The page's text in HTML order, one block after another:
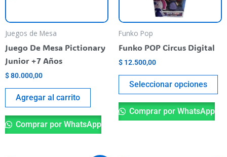
Juegos de Mesa
Juego De Mesa Pictionary
Junior +7 Años
$80.000,00
Agregar al carrito
Comprar por WhatsApp
Funko Pop
Funko POP Circus Digital
$ 12.500,00
Seleccionar opciones
Comprar por WhatsApp